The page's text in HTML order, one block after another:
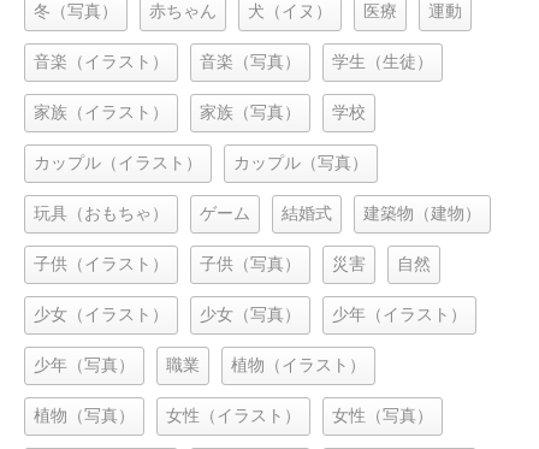
冬（写真） 赤ちゃん 犬（イヌ） 医療 運動
音楽（イラスト） 音楽（写真） 学生（生徒）
家族（イラスト） 家族（写真） 学校
カップル（イラスト） カップル（写真）
玩具（おもちゃ） ゲーム 結婚式 建築物（建物）
子供（イラスト） 子供（写真） 災害 自然
少女（イラスト） 少女（写真） 少年（イラスト）
少年（写真） 職業 植物（イラスト）
植物（写真） 女性（イラスト） 女性（写真）